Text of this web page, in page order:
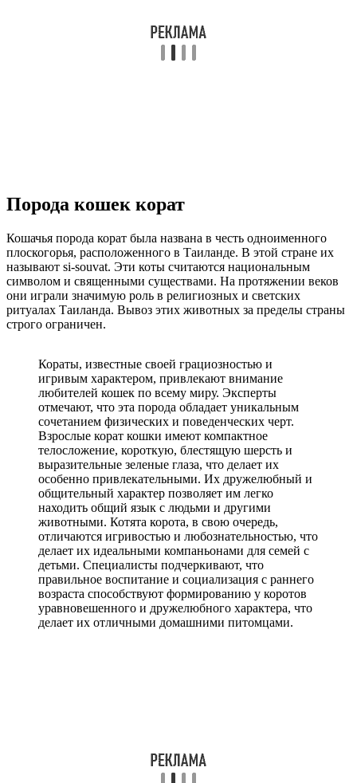
Порода кошек корат
Кошачья порода корат была названа в честь одноименного
плоскогорья, расположенного в Таиланде. В этой стране их
называют si-souvat. Эти коты считаются национальным
символом и священными существами. На протяжении веков
они играли значимую роль в религиозных и светских
ритуалах Таиланда. Вывоз этих животных за пределы страны
строго ограничен.
Кораты, известные своей грациозностью и
игривым характером, привлекают внимание
любителей кошек по всему миру. Эксперты
отмечают, что эта порода обладает уникальным
сочетанием физических и поведенческих черт.
Взрослые корат кошки имеют компактное
телосложение, короткую, блестящую шерсть и
выразительные зеленые глаза, что делает их
особенно привлекательными. Их дружелюбный и
общительный характер позволяет им легко
находить общий язык с людьми и другими
животными. Котята корота, в свою очередь,
отличаются игривостью и любознательностью, что
делает их идеальными компаньонами для семей с
детьми. Специалисты подчеркивают, что
правильное воспитание и социализация с раннего
возраста способствуют формированию у коротов
уравновешенного и дружелюбного характера, что
делает их отличными домашними питомцами.